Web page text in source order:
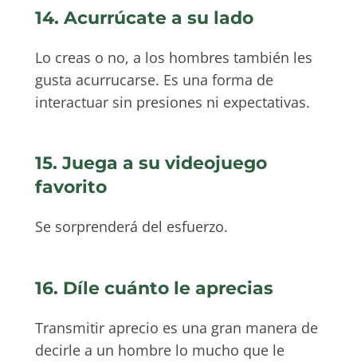
14. Acurrúcate a su lado
Lo creas o no, a los hombres también les
gusta acurrucarse. Es una forma de
interactuar sin presiones ni expectativas.
15. Juega a su videojuego
favorito
Se sorprenderá del esfuerzo.
16. Díle cuánto le aprecias
Transmitir aprecio es una gran manera de
decirle a un hombre lo mucho que le